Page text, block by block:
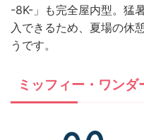
-8K-」も完全屋内型。猛
入できるため、夏場の休
うです。
ミッフィー・ワン